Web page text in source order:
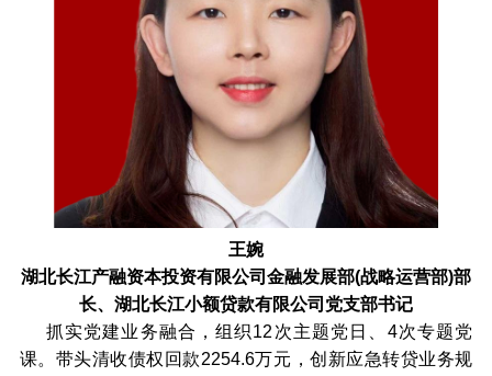
王婉
湖北长江产融资本投资有限公司金融发展部(战略运营部)部
长、湖北长江小额贷款有限公司党支部书记
抓实党建业务融合，组织12次主题党日、4次专题党
课。带头清收债权回款2254.6万元，创新应急转贷业务规